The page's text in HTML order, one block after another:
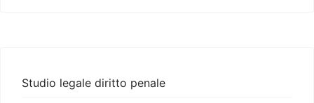
Studio legale diritto penale